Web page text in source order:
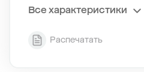
Все характеристики
СекцияРаспечатать